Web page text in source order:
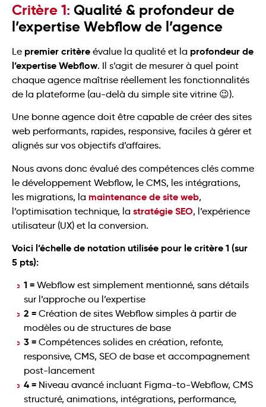
Critère 1: Qualité & profondeur de
l’expertise Webflow de l’agence
Le premier critère évalue la qualité et la profondeur de
l’expertise Webflow. Il s’agit de mesurer à quel point
chaque agence maîtrise réellement les fonctionnalités
de la plateforme (au-delà du simple site vitrine 😉).
Une bonne agence doit être capable de créer des sites
web performants, rapides, responsive, faciles à gérer et
alignés sur vos objectifs d’affaires.
Nous avons donc évalué des compétences clés comme
le développement Webflow, le CMS, les intégrations,
les migrations, la maintenance de site web,
l’optimisation technique, la stratégie SEO, l’expérience
utilisateur (UX) et la conversion.
Voici l’échelle de notation utilisée pour le critère 1 (sur
5 pts):
1 = Webflow est simplement mentionné, sans détails
sur l’approche ou l’expertise
2 = Création de sites Webflow simples à partir de
modèles ou de structures de base
3 = Compétences solides en création, refonte,
responsive, CMS, SEO de base et accompagnement
post-lancement
4 = Niveau avancé incluant Figma-to-Webflow, CMS
structuré, animations, intégrations, performance,